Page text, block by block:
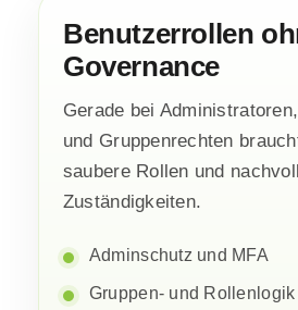
Benutzerrollen
Governance
Gerade bei
und Gruppenrechten
saubere Rollen und
Zuständigkeiten.
Adminschutz und MFA
Gruppen- und Rollenlogik